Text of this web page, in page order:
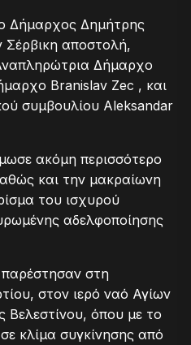
Δήμαρχος Δημήτρης
Σέρβικη αποστολή,
Δήμαρχο
Branislav Zec , και
συμβουλίου Aleksandar
ακόμη περισσότερο
και την μακραίωνη
του ισχυρού
αδελφοποίησης
στη
στον ιερό ναό Αγίων
Βελεστίνου, όπου με το
κλίμα συγκίνησης από